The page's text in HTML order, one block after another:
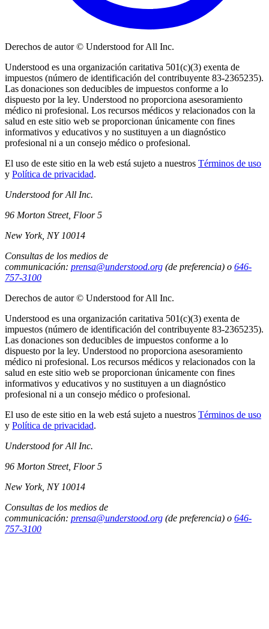
Derechos de autor © Understood for All Inc.
Understood es una organización caritativa 501(c)(3) exenta de
impuestos (número de identificación del contribuyente 83-2365235).
Las donaciones son deducibles de impuestos conforme a lo
dispuesto por la ley. Understood no proporciona asesoramiento
médico ni profesional. Los recursos médicos y relacionados con la
salud en este sitio web se proporcionan únicamente con fines
informativos y educativos y no sustituyen a un diagnóstico
profesional ni a un consejo médico o profesional.
El uso de este sitio en la web está sujeto a nuestros Términos de uso
y Política de privacidad.
Understood for All Inc.
96 Morton Street, Floor 5
New York, NY 10014
Consultas de los medios de
communicación: prensa@understood.org (de preferencia) o 646-
757-3100
Derechos de autor © Understood for All Inc.
Understood es una organización caritativa 501(c)(3) exenta de
impuestos (número de identificación del contribuyente 83-2365235).
Las donaciones son deducibles de impuestos conforme a lo
dispuesto por la ley. Understood no proporciona asesoramiento
médico ni profesional. Los recursos médicos y relacionados con la
salud en este sitio web se proporcionan únicamente con fines
informativos y educativos y no sustituyen a un diagnóstico
profesional ni a un consejo médico o profesional.
El uso de este sitio en la web está sujeto a nuestros Términos de uso
y Política de privacidad.
Understood for All Inc.
96 Morton Street, Floor 5
New York, NY 10014
Consultas de los medios de
communicación: prensa@understood.org (de preferencia) o 646-
757-3100